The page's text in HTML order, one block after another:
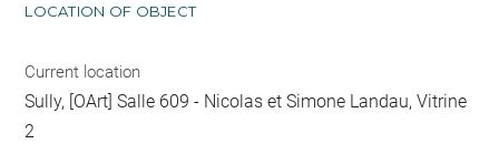
LOCATION OF OBJECT
Current location
Sully, [OArt] Salle 609 - Nicolas et Simone Landau, Vitrine
2